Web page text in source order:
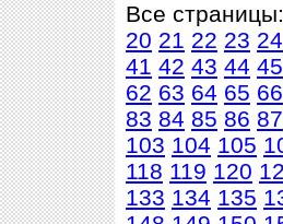
Все страницы:
20 21 22 23 24
41 42 43 44 45
62 63 64 65 66
83 84 85 86 87
103 104 105
118 119 120
133 134 135